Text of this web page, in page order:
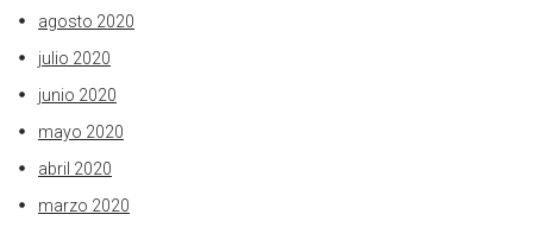
agosto 2020
julio 2020
junio 2020
mayo 2020
abril 2020
marzo 2020